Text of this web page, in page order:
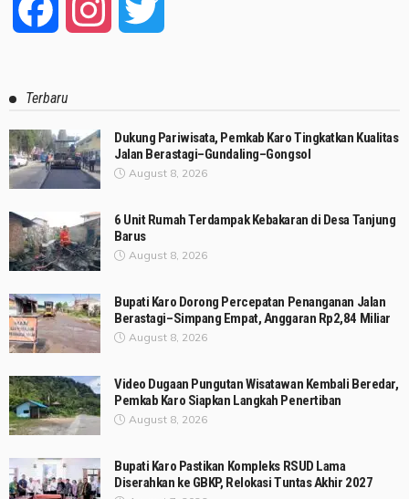
Facebook Instagram
Terbaru
Dukung Pariwisata, Pemkab Karo Tingkatkan Kualitas
Jalan Berastagi–Gundaling–Gongsol
August 8, 2026
6 Unit Rumah Terdampak Kebakaran di Desa Tanjung
Barus
August 8, 2026
Bupati Karo Dorong Percepatan Penanganan Jalan
Berastagi–Simpang Empat, Anggaran Rp2,84 Miliar
August 8, 2026
Video Dugaan Pungutan Wisatawan Kembali Beredar,
Pemkab Karo Siapkan Langkah Penertiban
August 8, 2026
Bupati Karo Pastikan Kompleks RSUD Lama
Diserahkan ke GBKP, Relokasi Tuntas Akhir 2027